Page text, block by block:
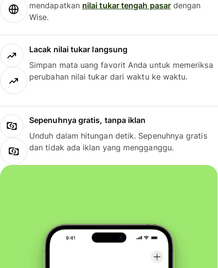
mendapatkan nilai tukar tengah pasardengan
Wise.
Lacak nilai tukar langsung
Simpan mata uang favorit Anda untuk memeriksa
perubahan nilai tukar dari waktu ke waktu.
Sepenuhnya gratis, tanpa iklan
Unduh dalam hitungan detik. Sepenuhnya gratis
dan tidak ada iklan yang mengganggu.